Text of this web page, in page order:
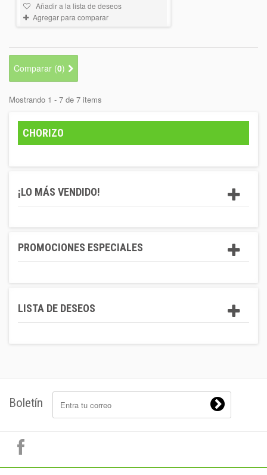
Añadir a la lista de deseos
Agregar para comparar
Comparar (0)
Mostrando 1 - 7 de 7 items
CHORIZO
¡LO MÁS VENDIDO!
PROMOCIONES ESPECIALES
LISTA DE DESEOS
Boletín